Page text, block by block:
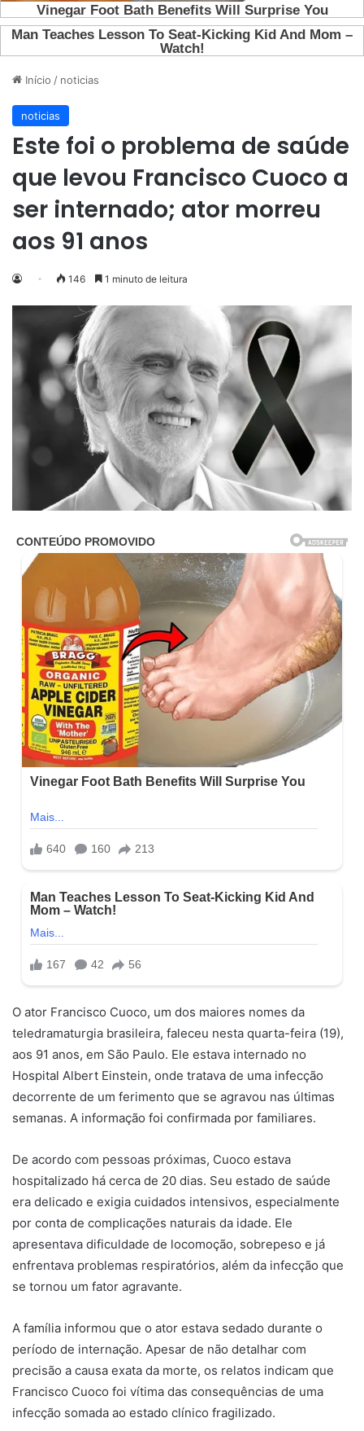
Início / noticias
noticias
Este foi o problema de saúde
que levou Francisco Cuoco a
ser internado; ator morreu
aos 91 anos
146 1 minuto de leitura
O ator Francisco Cuoco, um dos maiores nomes da
teledramaturgia brasileira, faleceu nesta quarta-feira (19),
aos 91 anos, em São Paulo. Ele estava internado no
Hospital Albert Einstein, onde tratava de uma infecção
decorrente de um ferimento que se agravou nas últimas
semanas. A informação foi confirmada por familiares.
De acordo com pessoas próximas, Cuoco estava
hospitalizado há cerca de 20 dias. Seu estado de saúde
era delicado e exigia cuidados intensivos, especialmente
por conta de complicações naturais da idade. Ele
apresentava dificuldade de locomoção, sobrepeso e já
enfrentava problemas respiratórios, além da infecção que
se tornou um fator agravante.
A família informou que o ator estava sedado durante o
período de internação. Apesar de não detalhar com
precisão a causa exata da morte, os relatos indicam que
Francisco Cuoco foi vítima das consequências de uma
infecção somada ao estado clínico fragilizado.